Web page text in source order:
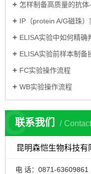
怎样制备高质量的抗
IP（protein A/G磁珠）实验
ELISA实验中如何精确判断
ELISA实验前样本制备
FC实验操作流程
WB实验操作流程
联系我们
C
昆明森恺生物科技有
电 话：0871-63609861